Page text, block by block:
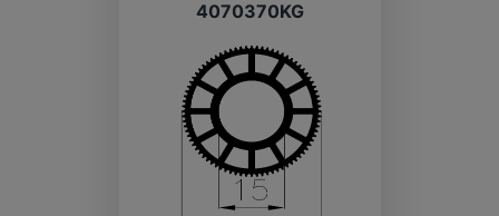
4070370KG